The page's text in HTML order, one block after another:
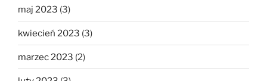
maj 2023 (3)
kwiecień 2023 (3)
marzec 2023 (2)